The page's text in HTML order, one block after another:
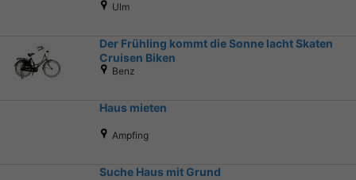
Ulm
Der Frühling kommt die Sonne lacht Skaten
Cruisen Biken
Benz
Haus mieten
Ampfing
Suche Haus mit Grund